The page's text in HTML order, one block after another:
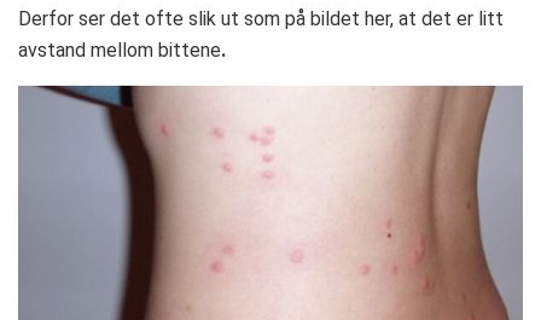
Derfor ser det ofte slik ut som på bildet her, at det er litt
avstand mellom bittene.